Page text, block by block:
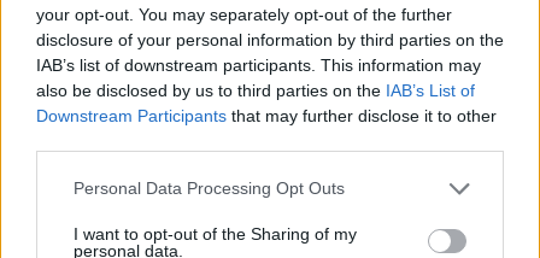
your opt-out. You may separately opt-out of the further
disclosure of your personal information by third parties on the
IAB’s list of downstream participants. This information may
also be disclosed by us to third parties on the IAB’s List of
Downstream Participants that may further disclose it to other
Please note that this website/app uses one or more Google
not limited to your visit or usage behaviour. You may click to
Personal Data Processing Opt Outs
I want to opt-out of the Sharing of my
personal data.
Nem szeretne lemaradni semmiről? Csak egy kattintás, és hírlevelünk a
legfrissebb információkkal és exkluzív tartalmakkal hétről hétre
postaládájába érkezik!
A SZOL24 legfrissebb 24 cikke
büntetőügyében, vesztegetés miatt 3 év letöltendőt kaphat és